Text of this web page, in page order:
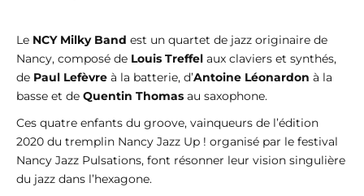
Le NCY Milky Band est un quartet de jazz originaire de
Nancy, composé de Louis Treffel aux claviers et synthés,
de Paul Lefèvre à la batterie, d’Antoine Léonardon à la
basse et de Quentin Thomas au saxophone.
Ces quatre enfants du groove, vainqueurs de l’édition
2020 du tremplin Nancy Jazz Up ! organisé par le festival
Nancy Jazz Pulsations, font résonner leur vision singulière
du jazz dans l’hexagone.